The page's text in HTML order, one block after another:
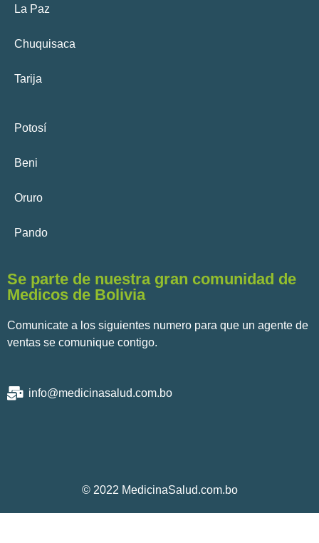
La Paz
Chuquisaca
Tarija
Potosí
Beni
Oruro
Pando
Se parte de nuestra gran comunidad de
Medicos de Bolivia
Comunicate a los siguientes numero para que un agente de
ventas se comunique contigo.
info@medicinasalud.com.bo
© 2022 MedicinaSalud.com.bo